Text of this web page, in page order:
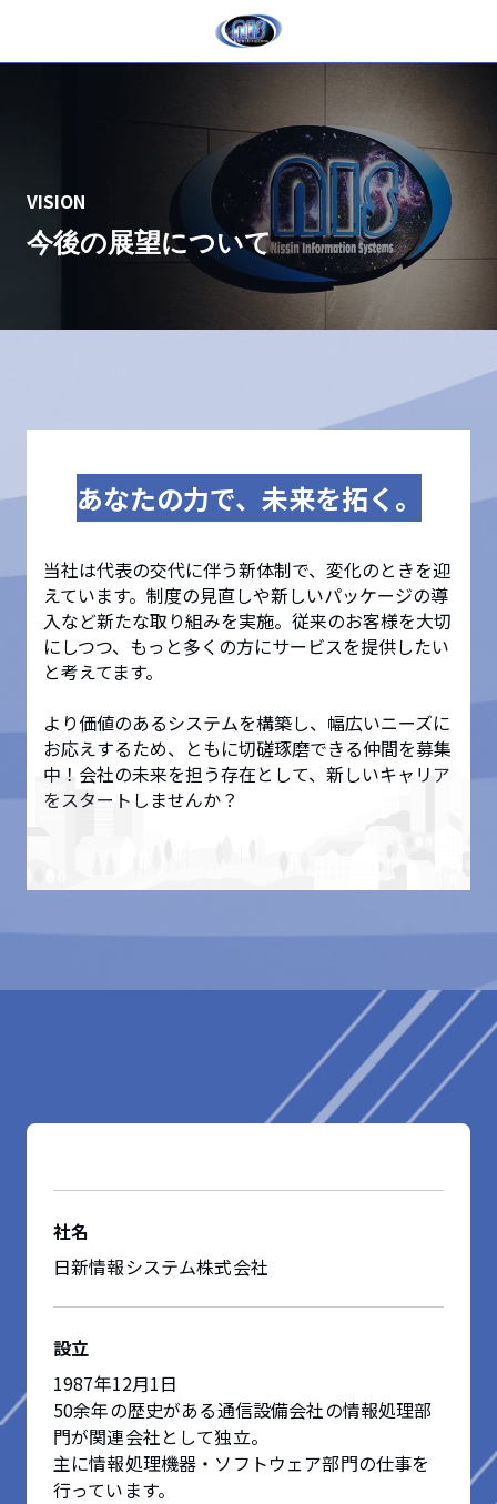
VISION
今後の展望について
あなたの力で、未来を拓く。
当社は代表の交代に伴う新体制で、変化のときを迎
えています。制度の見直しや新しいパッケージの導
入など新たな取り組みを実施。従来のお客様を大切
にしつつ、もっと多くの方にサービスを提供したい
と考えてます。
より価値のあるシステムを構築し、幅広いニーズに
お応えするため、ともに切磋琢磨できる仲間を募集
中！会社の未来を担う存在として、新しいキャリア
をスタートしませんか？
社名
日新情報システム株式会社
設立
1987年12月1日
50余年の歴史がある通信設備会社の情報処理部
門が関連会社として独立。
主に情報処理機器・ソフトウェア部門の仕事を
行っています。